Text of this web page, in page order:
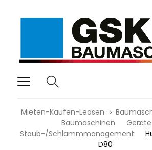
Mieten-Kaufen-Leasen
Baumaschinen
Staub-/Schlammmanagement
D80